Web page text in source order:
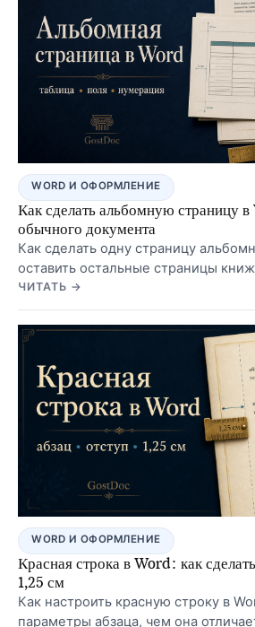
WORD И ОФОРМЛЕНИЕ
Как сделать альбомную страницу
обычного документа
Как сделать одну страницу
оставить остальные страницы
поля, нумерацию и содержание.
таблиц, схем, приложений,
ЧИТАТЬ →
WORD И ОФОРМЛЕНИЕ
Красная строка в Word: как
1,25 см
Как настроить красную строку в
параметры абзаца, чем она